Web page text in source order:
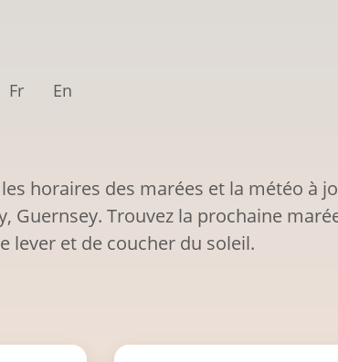
Fr En
horaires des marées et la météo à
Guernsey. Trouvez la prochaine
lever et de coucher du soleil.